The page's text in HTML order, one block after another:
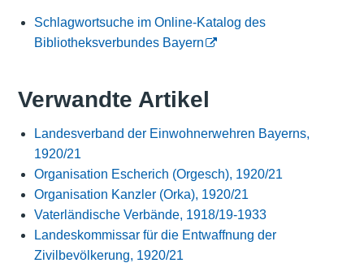
Schlagwortsuche im Online-Katalog des
Bibliotheksverbundes Bayern
Verwandte Artikel
Landesverband der Einwohnerwehren Bayerns,
1920/21
Organisation Escherich (Orgesch), 1920/21
Organisation Kanzler (Orka), 1920/21
Vaterländische Verbände, 1918/19-1933
Landeskommissar für die Entwaffnung der
Zivilbevölkerung, 1920/21